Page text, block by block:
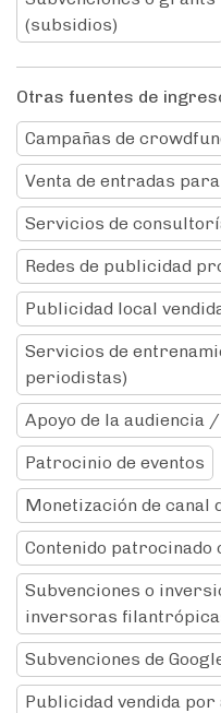
(subsidios)
Otras fuentes de
Campañas de
Venta de entradas
Servicios de
Redes de publicidad
Publicidad local
Servicios de
periodistas)
Apoyo de la audiencia
Patrocinio de eventos
Monetización de canal
Contenido patrocinado
Subvenciones o
inversoras
Subvenciones de
Publicidad vendida